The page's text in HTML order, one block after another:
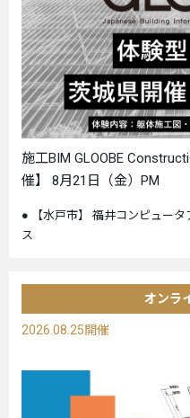
施工BIM GLOOBE
催】 8月21日（金）PM
【水戸市】 福井コンピュー
ス
オンラ
2026.08.25開催